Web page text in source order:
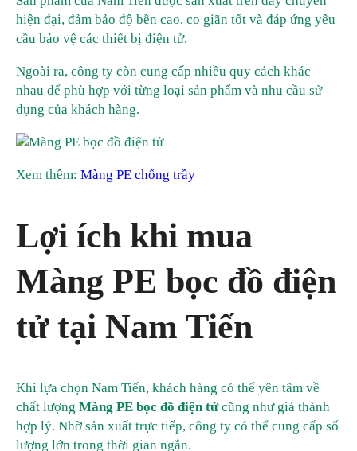
hiện đại, đảm bảo độ bền cao, co giãn tốt và đáp ứng yêu
cầu bảo vệ các thiết bị điện tử.
Ngoài ra, công ty còn cung cấp nhiều quy cách khác
nhau để phù hợp với từng loại sản phẩm và nhu cầu sử
dụng của khách hàng.
Xem thêm: Màng PE chống trầy
Lợi ích khi mua
Màng PE bọc đồ điện
tử tại Nam Tiến
Khi lựa chọn Nam Tiến, khách hàng có thể yên tâm về
chất lượng Màng PE bọc đồ điện tửcũng như giá thành
hợp lý. Nhờ sản xuất trực tiếp, công ty có thể cung cấp số
lượng lớn trong thời gian ngắn.